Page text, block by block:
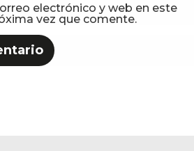
electrónico y web en este
vez que comente.